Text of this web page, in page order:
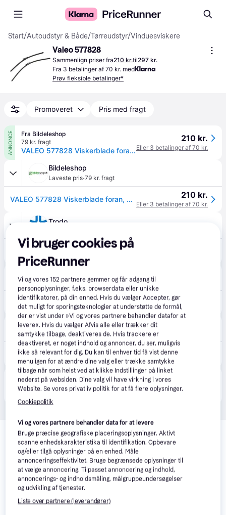
Start/Autoudstyr & Både/Tørreudstyr/Vinduesviskere
Valeo 577828
Sammenlign priser fra210 kr.til297 kr.
Fra 3 betalinger af 70 kr. med
Prøv fleksible betalinger*
Promoveret Pris med fragt
ANNONCE
Fra Bildeleshop
79 kr. fragt
VALEO 577828 Viskerblade foran, 450mm, med formonteret adapter, Pinch Tab
210 kr.
Eller 3 betalinger af 70 kr.
Bildeleshop
Laveste pris·79 kr. fragt
VALEO 577828 Viskerblade foran, 450mm, med formonteret adapter, Pinch Tab 210 kr.
Eller 3 betalinger af 70 kr.
Trodo
Viskerblad VALEO 577828.
79 kr. fragt
VALEO 577828 Viskerblade foran, 450mm, med formonteret adapter, beigefügter Adapter: GEN2B, stk.
Autodoc.dk
VALEO Viskerblade BMW,ALPINA 577828 61615A43587,2349870,61612349870 Vinduesviskere,Viskerblad
Eller 3 betalinger af 70 kr.
Produktet fås også hos 1 butik, som ikke er betalende
kunde i denne kategori.
Relaterede produkter
Se vores forslag til andre produkter, der matcher dine
interesser. Vis alle
Populær Trender
Vi bruger cookies på
PriceRunner
Vi og vores152 partnere gemmer og får adgang til
personoplysninger, f.eks. browserdata eller unikke
identifikatorer, på din enhed. Hvis du vælger Accepter, gør
det muligt for sporingsteknologier at understøtte de formål,
der er vist under »Vi og vores partnere behandler datafor at
levere«. Hvis du vælger Afvis alle eller trækker dit
samtykke tilbage, deaktiveres de. Hvis trackere er
deaktiveret, er noget indhold og annoncer, du ser, muligvis
ikke så relevant for dig. Du kan til enhver tid få vist denne
menu igen for at ændre dine valg eller trække samtykke
tilbage når som helst ved at klikke Indstillinger på linket
nederst på websiden. Dine valg vil have virkning i vores
Website. Se vores privatliv politik for at få flere oplysninger.
Cookiepolitik
Vi og vores partnere behandler data for at levere
Bruge præcise geografiske placeringsoplysninger. Aktivt
scanne enhedskarakteristika til identifikation. Opbevare
og/eller tilgå oplysninger på en enhed. Måle
annonceringseffektivitet. Bruge begrænsede oplysninger til
at vælge annoncering. Tilpasset annoncering og indhold,
annoncerings- og indholdsmåling, målgruppeundersøgelser
og udvikling af tjenester.
Liste over partnere (leverandører)